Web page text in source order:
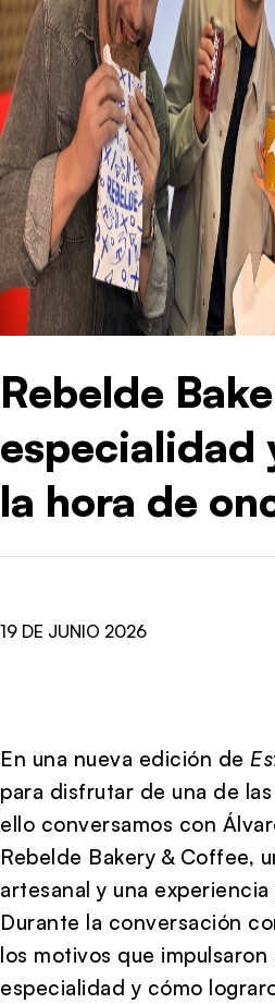
Rebelde
especialidad
la hora de
19 DE JUNIO 2026
En una nueva edición de
para disfrutar de una de
ello conversamos con
Rebelde Bakery & Coffee,
artesanal y una
Durante la conversación
los motivos que
especialidad y cómo